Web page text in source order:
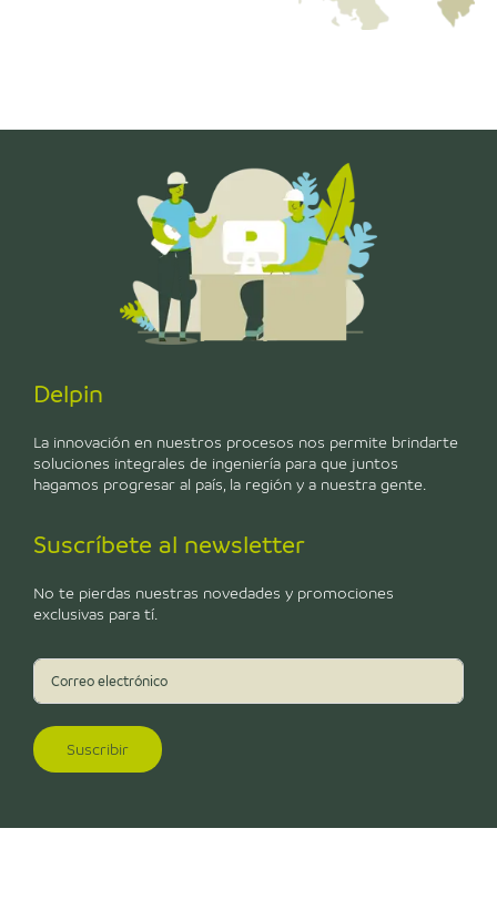
Delpin
La innovación en nuestros procesos nos permite brindarte
soluciones integrales de ingeniería para que juntos
hagamos progresar al país, la región y a nuestra gente.
Suscríbete al newsletter
No te pierdas nuestras novedades y promociones
exclusivas para tí.
Suscribir